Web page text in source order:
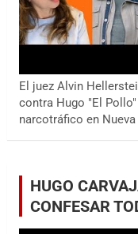
El juez Alvin
contra Hugo "El
narcotráfico en Nueva
HUGO
CONFESAR